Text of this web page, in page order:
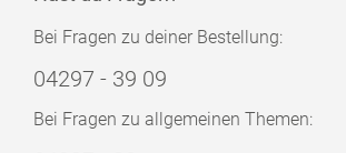
Bei Fragen zu deiner Bestellung:
04297 - 39 09
Bei Fragen zu allgemeinen Themen: